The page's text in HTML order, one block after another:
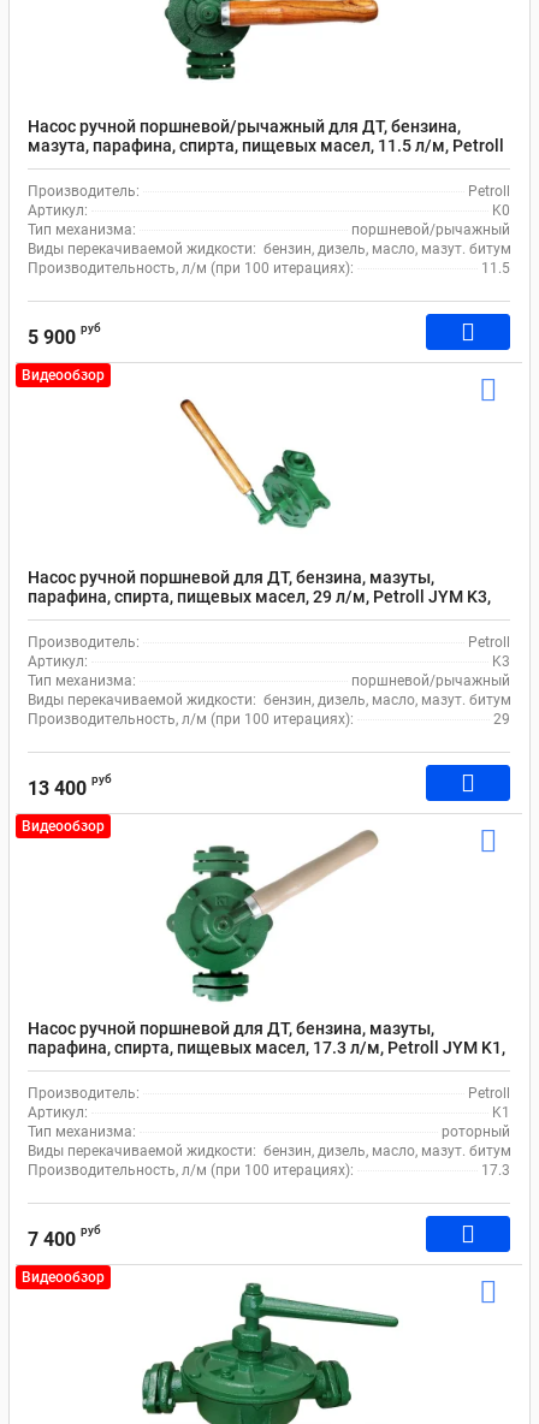
Насос ручной поршневой/рычажный для ДТ, бензина,
мазута, парафина, спирта, пищевых масел, 11.5 л/м, Petroll
K0, чугун, зеленый
Производитель:
Petroll
Артикул:
K0
Тип механизма:
поршневой/рычажный
Виды перекачиваемой жидкости: бензин, дизель, масло, мазут.
Производительность, л/м (при 100 итерациях):
11.5
5 900 руб
Видеообзор
Насос ручной поршневой для ДТ, бензина, мазуты,
парафина, спирта, пищевых масел, 29 л/м, Petroll JYM K3,
чугун/латунь, зеленый
Производитель:
Petroll
Артикул:
K3
Тип механизма:
поршневой/рычажный
Виды перекачиваемой жидкости: бензин, дизель, масло, мазут.
Производительность, л/м (при 100 итерациях):
29
13 400 руб
Видеообзор
Насос ручной поршневой для ДТ, бензина, мазуты,
парафина, спирта, пищевых масел, 17.3 л/м, Petroll JYM K1,
чугун/латунь, зеленый
Производитель:
Petroll
Артикул:
K1
Тип механизма:
роторный
Виды перекачиваемой жидкости: бензин, дизель, масло, мазут.
Производительность, л/м (при 100 итерациях):
17.3
7 400 руб
Видеообзор